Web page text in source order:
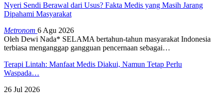
Nyeri Sendi Berawal dari Usus? Fakta Medis yang Masih Jarang
Dipahami Masyarakat
Metronom 6 Agu 2026
Oleh Dewi Nada* SELAMA bertahun-tahun masyarakat Indonesia
terbiasa menganggap gangguan pencernaan sebagai…
Terapi Lintah: Manfaat Medis Diakui, Namun Tetap Perlu
Waspada…
26 Jul 2026